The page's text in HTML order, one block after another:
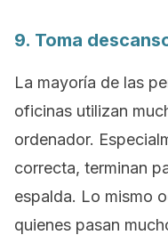
9. Toma
La mayoría de las
oficinas utilizan
ordenador.
correcta, terminan
espalda. Lo mismo
quienes pasan